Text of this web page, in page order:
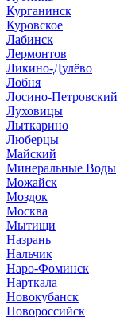
Курганинск
Куровское
Лабинск
Лермонтов
Ликино-Дулёво
Лобня
Лосино-Петровский
Луховицы
Лыткарино
Люберцы
Майский
Минеральные Воды
Можайск
Моздок
Москва
Мытищи
Назрань
Нальчик
Наро-Фоминск
Нарткала
Новокубанск
Новороссийск